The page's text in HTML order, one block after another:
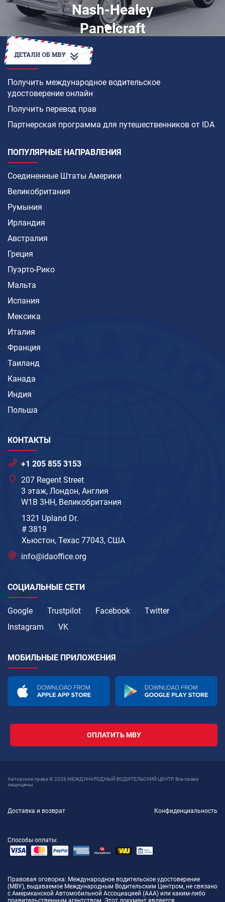
Nash-Healey
Panelcraft
КАК
Получить международное водительское
удостоверение онлайн
Получить перевод прав
Партнерская программа для путешественников от IDA
ПОПУЛЯРНЫЕ НАПРАВЛЕНИЯ
Соединенные Штаты Америки
Великобритания
Румыния
Ирландия
Австралия
Греция
Пуэрто-Рико
Мальта
Испания
Мексика
Италия
Франция
Таиланд
Канада
Индия
Польша
КОНТАКТЫ
+1 205 855 3153
207 Regent Street
3 этаж, Лондон, Англия
W1B 3HH, Великобритания
1321 Upland Dr.
# 3819
Хьюстон, Техас 77043, США
info@idaoffice.org
СОЦИАЛЬНЫЕ СЕТИ
Google Trustpilot Facebook
Twitter
Instagram
VK
МОБИЛЬНЫЕ ПРИЛОЖЕНИЯ
ОПЛАТИТЬ МВУ
Авторские права © 2026 МЕЖДУНАРОДНЫЙ ВОДИТЕЛЬСКИЙ ЦЕНТР. Все права
защищены
Доставка и возврат Конфиденциальность
Способы оплаты:
Правовая оговорка: Международное водительское удостоверение
(МВУ), выдаваемое Международным Водительским Центром, не связано
с Американской Автомобильной Ассоциацией (AAA) или каким-либо
правительственным агентством. Этот документ является